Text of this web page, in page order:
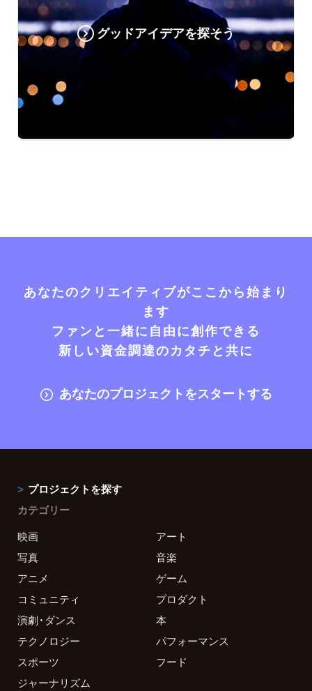
グッドアイデアを探そう
あなたのクリエイティブがここから始まり
ます
ファンと一緒に自由に創作できる
新しい資金調達のカタチと共に
あなたのプロジェクトをスタートする
プロジェクトを探す
カテゴリー
映画
アート
写真
音楽
アニメ
ゲーム
コミュニティ
プロダクト
演劇・ダンス
本
テクノロジー
パフォーマンス
スポーツ
フード
ジャーナリズム